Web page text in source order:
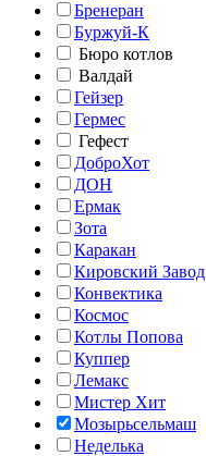
Бренеран
Буржуй-К
Бюро котлов
Валдай
Гейзер
Гермес
Гефест
ДоброХот
ДОН
Ермак
Зота
Каракан
Кировский Завод
Конвектика
Космос
Котлы Попова
Куппер
Лемакс
Мистер Хит
Мозырьсельмаш
Неделька